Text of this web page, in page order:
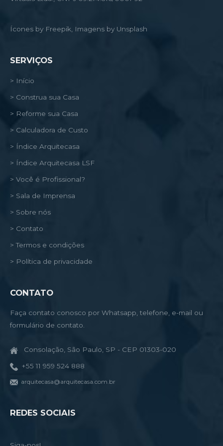
Ícones by Freepik, Imagens by Unsplash
SERVIÇOS
> Início
> Construa sua Casa
> Reforme sua Casa
> Calculadora de Custo
> Índice Arquitecasa
> Índice Arquitecasa LSF
> Você é Profissional?
> Sala de Imprensa
> Sobre nós
> Contato
> Termos e condições
> Política de privacidade
CONTATO
Faça contato conosco por Whatsapp, telefone, e-mail ou
formulário de contato.
Consolação, São Paulo, SP - CEP 01303-020
+55 11 959 524 888
arquitecasa@arquitecasa.com.br
REDES SOCIAIS